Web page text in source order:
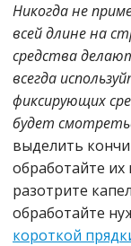
Никогда не
всей длине на
средства
всегда
фиксирующих
будет
выделить
обработайте
разотрите
обработайте
короткой